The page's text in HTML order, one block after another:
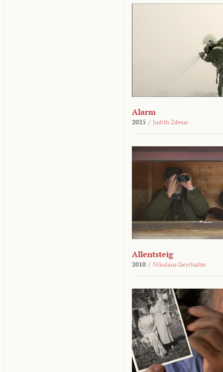
Alarm
2025 / Judith Zdesar
Allentsteig
2010 / Nikolaus Geyrhalter